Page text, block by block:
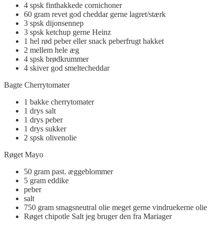
4 spsk finthakkede cornichoner
60 gram revet god cheddar gerne lagret/stærk
3 spsk dijonsennep
3 spsk ketchup gerne Heinz
1 hel rød peber eller snack peberfrugt hakket
2 mellem hele æg
4 spsk brødkrummer
4 skiver god smeltecheddar
Bagte Cherrytomater
1 bakke cherrytomater
1 drys salt
1 drys peber
1 drys sukker
2 spsk olivenolie
Røget Mayo
50 gram past. æggeblommer
5 gram eddike
peber
salt
750 gram smagsneutral olie meget gerne vindruekerne olie
Røget chipotle Salt jeg bruger den fra Mariager